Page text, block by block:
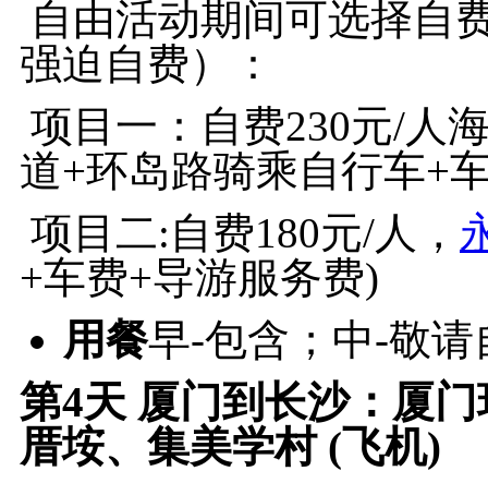
自由活动期间可选择自
强迫自费）：
项目一：自费230元/人
道+环岛路骑乘自行车+
项目二:自费180元/人，
+车费+导游服务费)
用餐早-包含；中-敬
第4天 厦门到长沙：厦
厝垵、集美学村 (飞机)